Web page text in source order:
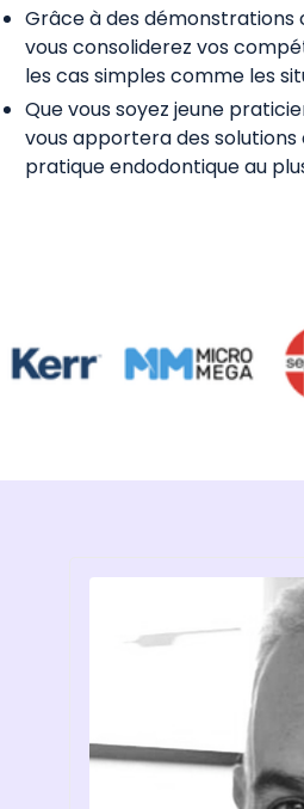
Grâce à des démonstrations
vous consoliderez vos
les cas simples comme les
Que vous soyez jeune
vous apportera des
pratique endodontique au